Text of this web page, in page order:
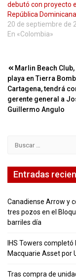
debutó con proyecto
República Dominicana
20 de septiembre de
En «Colombia»
de
entradas
Marlin Beach
playa en Tierra
Cartagena, tendrá
gerente general a
Guillermo Angulo
Entradas
Canadiense Arrow y
tres pozos en el
barriles día
IHS Towers
Macquarie Asset por
Tras compra de